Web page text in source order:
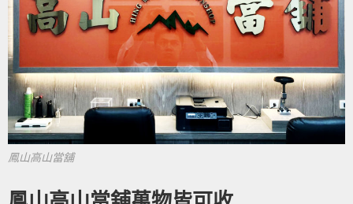
鳳山高山當舖